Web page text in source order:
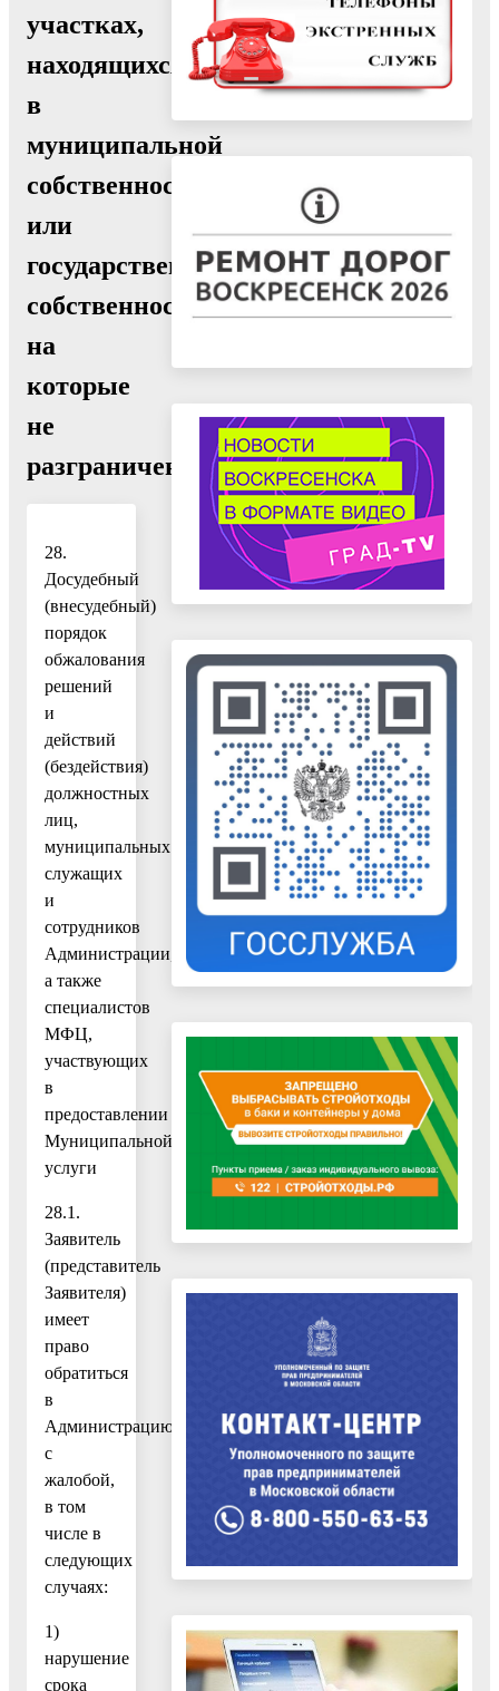
участках,
находящихся
в
муниципальной
собственности
или
государственная
собственность
на
которые
не
разграничена
28.
Досудебный
(внесудебный)
порядок
обжалования
решений
и
действий
(бездействия)
должностных
лиц,
муниципальных
служащих
и
сотрудников
Администрации,
а также
специалистов
МФЦ,
участвующих
в
предоставлении
Муниципальной
услуги
28.1.
Заявитель
(представитель
Заявителя)
имеет
право
обратиться
в
Администрацию
с
жалобой,
в том
числе в
следующих
случаях:
1)
нарушение
срока